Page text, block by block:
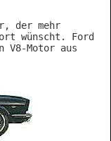
der mehr
wünscht. Ford
Motor aus